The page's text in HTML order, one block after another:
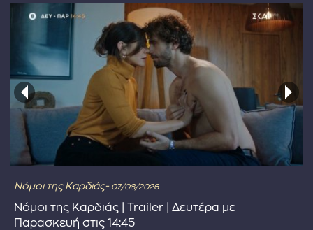
Νόμοι της Καρδιάς- 07/08/2026
Νόμοι της Καρδιάς | Trailer | Δευτέρα με
Παρασκευή στις 14:45